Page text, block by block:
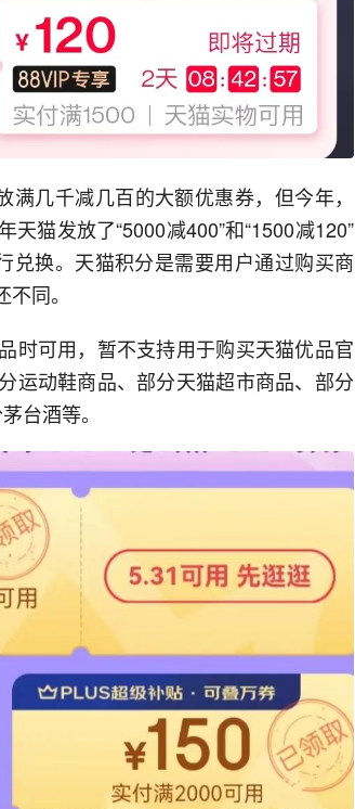
几千减几百的大额优惠券，但今年，
猫发放了“5000减400”和“1500减120”
兑换。天猫积分是需要用户通过购买商
同。
时可用，暂不支持用于购买天猫优品官
运动鞋商品、部分天猫超市商品、部分
台酒等。